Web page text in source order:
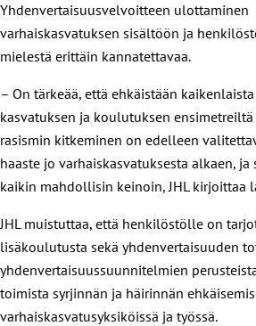
Yhdenvertaisuusvelvoitteen ulottaminen
varhaiskasvatuksen sisältöön ja
mielestä erittäin kannatettavaa.
– On tärkeää, että ehkäistään
kasvatuksen ja koulutuksen ensimetreiltä
rasismin kitkeminen on edelleen
haaste jo varhaiskasvatuksesta alkaen,
kaikin mahdollisin keinoin, JHL kirjoittaa
JHL muistuttaa, että henkilöstölle on
lisäkoulutusta sekä yhdenvertaisuuden
yhdenvertaisuussuunnitelmien
toimista syrjinnän ja häirinnän
varhaiskasvatusyksiköissä ja työssä.